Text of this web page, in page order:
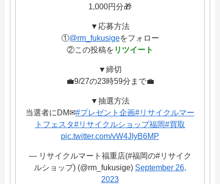
1,000円分🎁
▼応募方法
①@rm_fukusigeをフォロー
②この投稿を リツイート
▼締切
💼9/27の23時59分まで💼
▼抽選方法
当選者にDM✉#プレゼント企画#リサイクルマー
トフェスタ#リサイクルショップ福岡#買取
pic.twitter.com/vW4JIyB6MP
— リサイクルマート福重店(#福岡の#リサイク
ルショップ) (@rm_fukusige) September 26,
2023